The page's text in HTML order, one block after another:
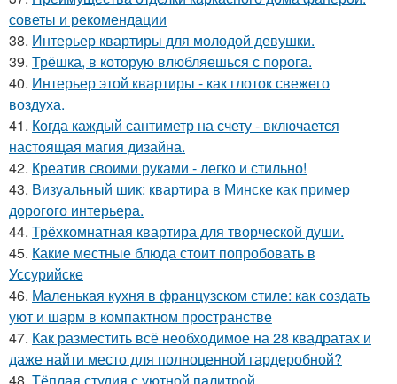
советы и рекомендации
38. Интерьер квартиры для молодой девушки.
39. Трёшка, в которую влюбляешься с порога.
40. Интерьер этой квартиры - как глоток свежего
воздуха.
41. Когда каждый сантиметр на счету - включается
настоящая магия дизайна.
42. Креатив своими руками - легко и стильно!
43. Визуальный шик: квартира в Минске как пример
дорогого интерьера.
44. Трёхкомнатная квартира для творческой души.
45. Какие местные блюда стоит попробовать в
Уссурийске
46. Маленькая кухня в французском стиле: как создать
уют и шарм в компактном пространстве
47. Как разместить всё необходимое на 28 квадратах и
даже найти место для полноценной гардеробной?